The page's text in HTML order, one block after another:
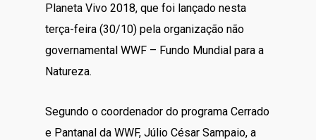
Planeta Vivo 2018, que foi lançado nesta
terça-feira (30/10) pela organização não
governamental WWF – Fundo Mundial para a
Natureza.
Segundo o coordenador do programa Cerrado
e Pantanal da WWF, Júlio César Sampaio, a